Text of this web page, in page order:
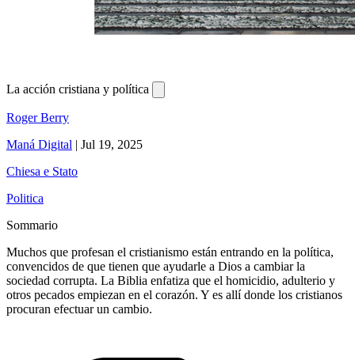
La acción cristiana y política
Roger Berry
Maná Digital | Jul 19, 2025
Chiesa e Stato
Politica
Sommario
Muchos que profesan el cristianismo están entrando en la política,
convencidos de que tienen que ayudarle a Dios a cambiar la
sociedad corrupta. La Biblia enfatiza que el homicidio, adulterio y
otros pecados empiezan en el corazón. Y es allí donde los cristianos
procuran efectuar un cambio.